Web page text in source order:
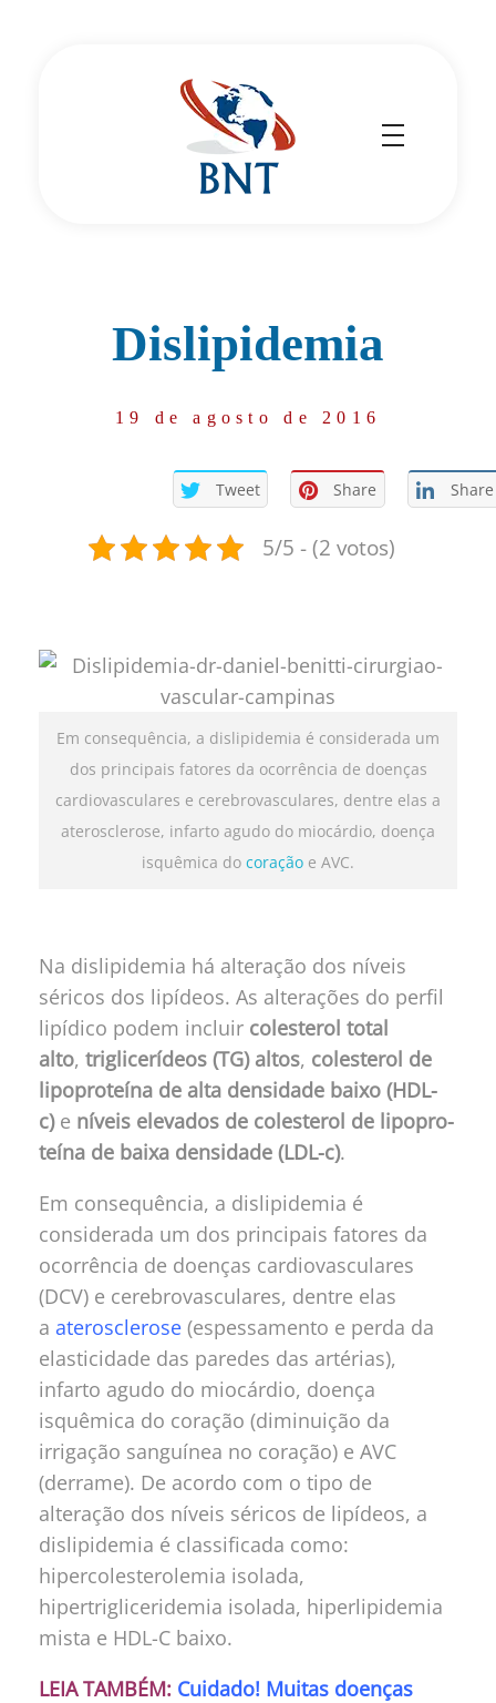
Dislipidemia
19 de agosto de 2016
Tweet Share Share
5/5 - (2 votos)
Em consequência, a dislipidemia é considerada um
dos principais fatores da ocorrência de doenças
cardiovasculares e cerebrovasculares, dentre elas a
aterosclerose, infarto agudo do miocárdio, doença
isquêmica do coração e AVC.
Na dislipidemia há alteração dos níveis
séricos dos lipídeos. As alterações do perfil
lipídico podem incluir colesterol total
alto, triglicerídeos (TG) altos, colesterol de
lipoproteína de alta densidade baixo (HDL-
c)e níveis elevados de colesterol de lipopro­
teína de baixa densidade (LDL-c).
Em consequência, a dislipidemia é
considerada um dos principais fatores da
ocorrência de doenças cardiovasculares
(DCV) e cerebrovasculares, dentre elas
a aterosclerose (espessamento e perda da
elasticidade das paredes das artérias),
infarto agudo do miocárdio, doença
isquêmica do coração (diminuição da
irrigação sanguínea no coração) e AVC
(derrame). De acordo com o tipo de
alteração dos níveis séricos de lipídeos, a
dislipidemia é classificada como:
hipercolesterolemia isolada,
hipertrigliceridemia isolada, hiperlipidemia
mista e HDL-C baixo.
LEIA TAMBÉM: Cuidado! Muitas doenças